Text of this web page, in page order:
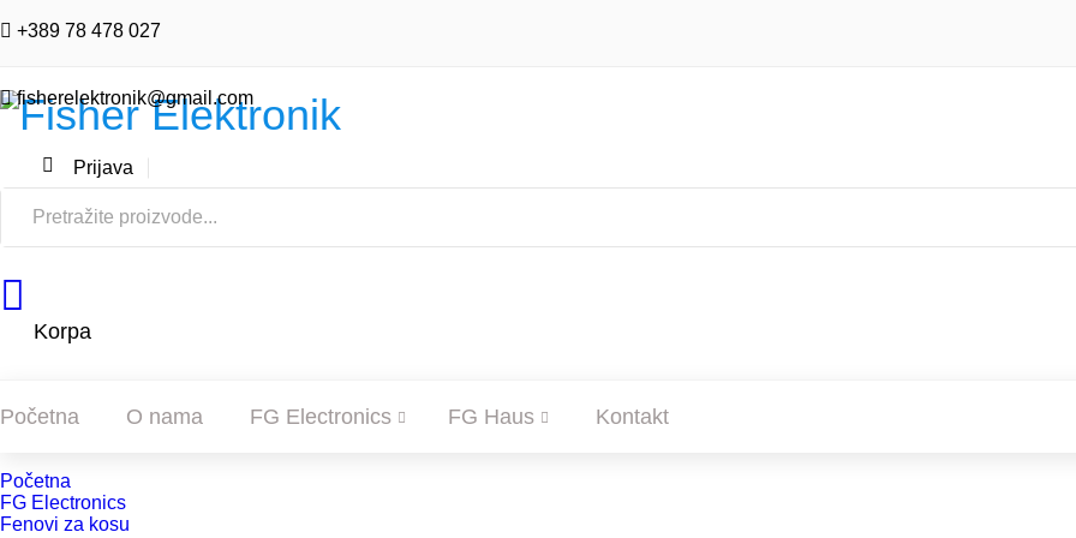
+389 78 478 027
fisherelektronik@gmail.com
Prijava
Korpa
Početna O nama FG Electronics FG Haus Kontakt
POČETNA
Početna
FG Electronics
Fenovi za kosu